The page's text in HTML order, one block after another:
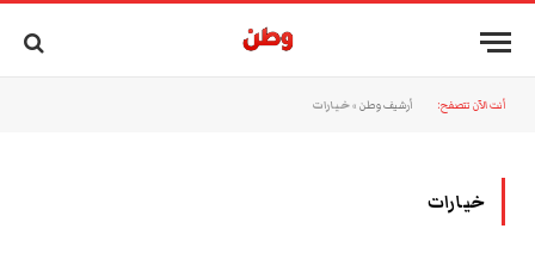
أنت الآن تتصفح: أرشيف وطن »خيارات
خيارات